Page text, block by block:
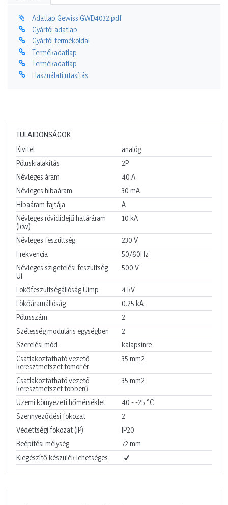
Adatlap Gewiss GWD4032.pdf
Gyártói adatlap
Gyártói termékoldal
Termékadatlap
Termékadatlap
Használati utasítás
TULAJDONSÁGOK
Kivitel
analóg
Póluskialakítás
2P
Névleges áram
40 A
Névleges hibaáram
30 mA
Hibaáram fajtája
A
Névleges rövididejű határáram
(Icw)
10 kA
Névleges feszültség 230 V
Frekvencia
50/60Hz
Névleges szigetelési feszültség
Ui
500 V
Lökőfeszültségállóság Uimp 4 kV
Lökőáramállóság
0.25 kA
Pólusszám
2
Szélesség moduláris egységben
2
Szerelési mód
kalapsínre
Csatlakoztatható vezető
keresztmetszet tömör ér
35 mm2
Csatlakoztatható vezető
keresztmetszet többerű
35 mm2
Üzemi környezeti hőmérséklet 40 - -25 °C
Szennyeződési fokozat
2
Védettségi fokozat (IP)
IP20
Beépítési mélység
72 mm
Kiegészítő készülék lehetséges